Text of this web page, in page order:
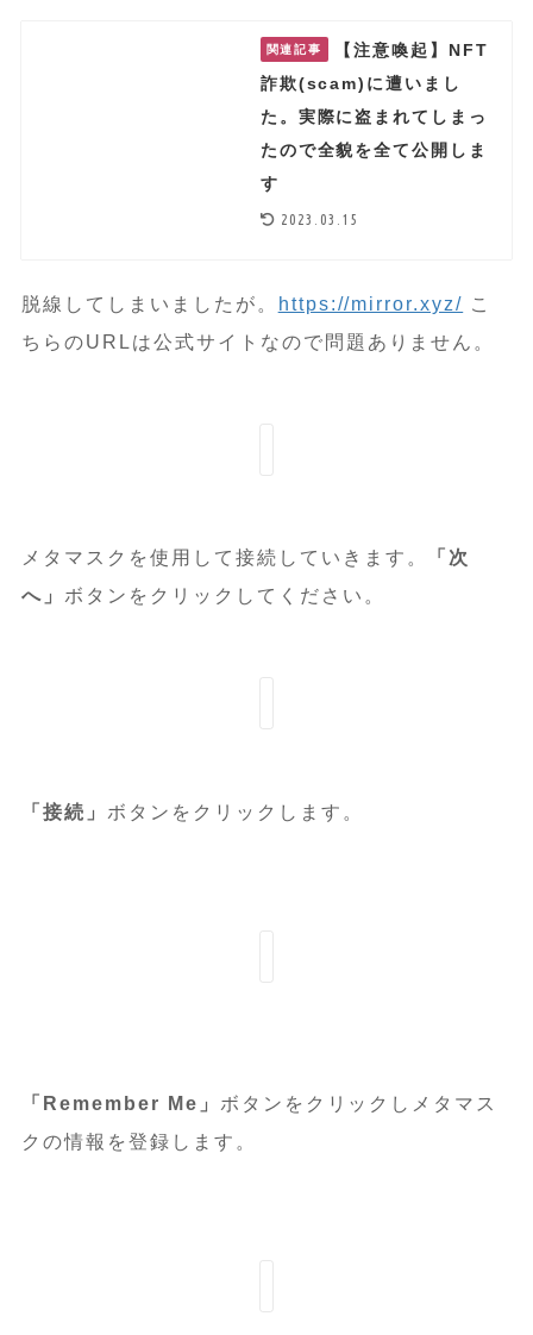
関連記事
【注意喚起】NFT
詐欺(scam)に遭いまし
た。実際に盗まれてしまっ
たので全貌を全て公開しま
す
2023.03.15
脱線してしまいましたが。 https://mirror.xyz/ こ
ちらのURLは公式サイトなので問題ありません。
メタマスクを使用して接続していきます。
「次
へ」 ボタンをクリックしてください。
「接続」 ボタンをクリックします。
「Remember Me」 ボタンをクリックしメタマス
クの情報を登録します。